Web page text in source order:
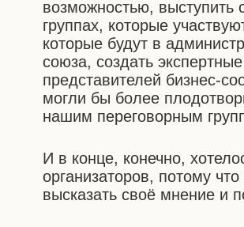
возможностью, выступить
группах, которые
которые будут в
союза, создать
представителей бизнес-
могли бы более
нашим переговорным
И в конце, конечно,
организаторов, потому
высказать своё мнение и